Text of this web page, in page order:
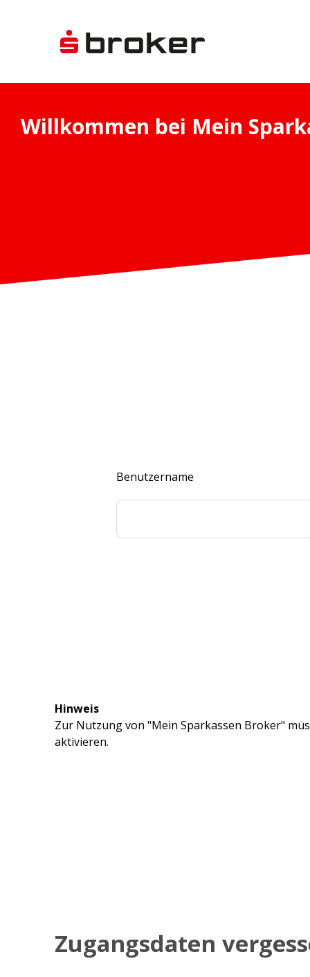
Benutzername
Hinweis
Zur Nutzung von "Mein Sparkassen Broker"
aktivieren.
Zugangsdaten